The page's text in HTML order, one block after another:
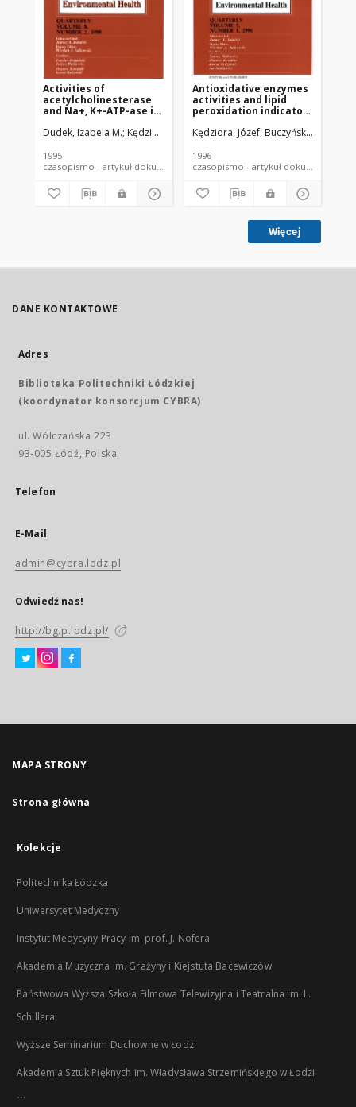
Activities of
acetylcholinesterase
and Na+, K+-ATP-ase in
after ethanol
Dudek, Izabela M. Kędziora, Józef Zagórski, Tadeusz Chmielewski,
1995
czasopismo - artykuł dokument piśmienniczy
Antioxidative enzymes
activities and lipid
peroxidation indicators
during bed rest
Kędziora, Józef Buczyński, Andrzej
1996
czasopismo - artykuł
Więcej
DANE KONTAKTOWE
Adres
Biblioteka Politechniki Łódzkiej
(koordynator konsorcjum CYBRA)
ul. Wólczańska 223
93-005 Łódź, Polska
Telefon
E-Mail
admin@cybra.lodz.pl
Odwiedź nas!
http://bg.p.lodz.pl/
MAPA STRONY
Strona główna
Kolekcje
Politechnika Łódzka
Uniwersytet Medyczny
Instytut Medycyny Pracy im. prof. J. Nofera
Akademia Muzyczna im. Grażyny i Kiejstuta Bacewiczów
Państwowa Wyższa Szkoła Filmowa Telewizyjna i Teatralna im. L.
Schillera
Wyższe Seminarium Duchowne w Łodzi
Akademia Sztuk Pięknych im. Władysława Strzemińskiego w Łodzi
...